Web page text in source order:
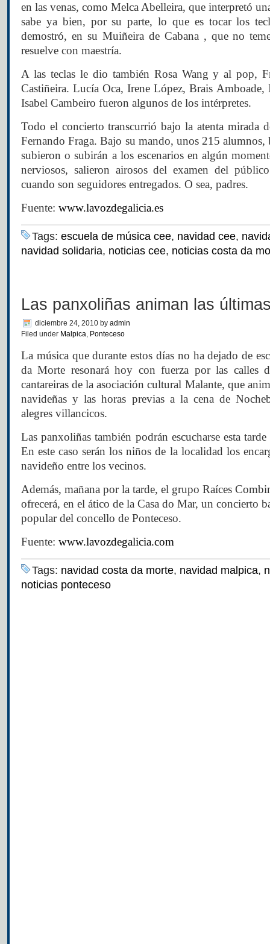
en las venas, como Melca Abelleira, que interpretó
sabe ya bien, por su parte, lo que es tocar los
demostró, en su Muiñeira de Cabana , que no
resuelve con maestría.
A las teclas le dio también Rosa Wang y al pop,
Castiñeira. Lucía Oca, Irene López, Brais Amboade,
Isabel Cambeiro fueron algunos de los intérpretes.
Todo el concierto transcurrió bajo la atenta mirada
Fernando Fraga. Bajo su mando, unos 215 alumnos,
subieron o subirán a los escenarios en algún
nerviosos, salieron airosos del examen del
cuando son seguidores entregados. O sea, padres.
Fuente: www.lavozdegalicia.es
Tags: escuela de música cee, navidad cee,
navidad solidaria, noticias cee, noticias costa da
Las panxoliñas animan las
diciembre 24, 2010 by admin
Filed under Malpica, Ponteceso
La música que durante estos días no ha dejado de
da Morte resonará hoy con fuerza por las calles
cantareiras de la asociación cultural Malante, que
navideñas y las horas previas a la cena de
alegres villancicos.
Las panxoliñas también podrán escucharse esta
En este caso serán los niños de la localidad los
navideño entre los vecinos.
Además, mañana por la tarde, el grupo Raíces
ofrecerá, en el ático de la Casa do Mar, un concierto
popular del concello de Ponteceso.
Fuente: www.lavozdegalicia.com
Tags: navidad costa da morte, navidad malpica,
noticias ponteceso